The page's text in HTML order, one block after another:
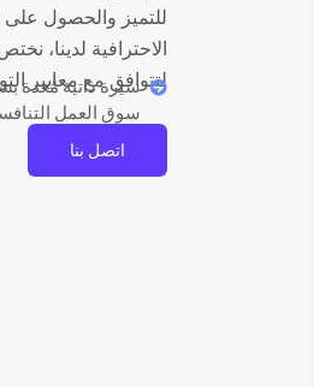
للتميز والحصول على
الاحترافية لدينا،
لتتوافق مع معايير
سيرة ذاتية مُعدة
سوق العمل
اتصل بنا